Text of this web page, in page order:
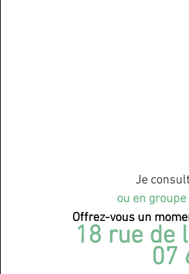
Je
ou en
Offrez-vous un
18 rue de
07